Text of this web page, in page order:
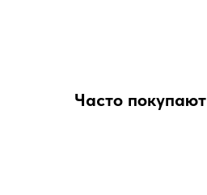
Часто покупают